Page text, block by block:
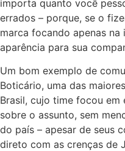
importa quanto você
errados – porque, se o
marca focando apenas
aparência para sua
Um bom exemplo de
Boticário, uma das
Brasil, cujo time focou em
sobre o assunto, sem
do país – apesar de seus
direto com as crenças de